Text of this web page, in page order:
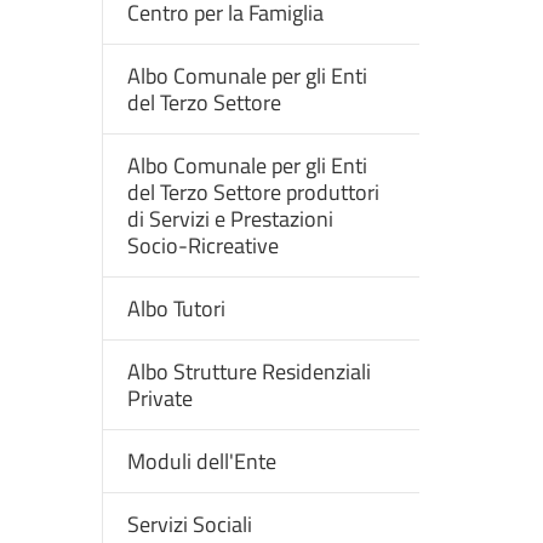
Centro per la Famiglia
Albo Comunale per gli Enti
del Terzo Settore
Albo Comunale per gli Enti
del Terzo Settore produttori
di Servizi e Prestazioni
Socio-Ricreative
Albo Tutori
Albo Strutture Residenziali
Private
Moduli dell'Ente
Servizi Sociali